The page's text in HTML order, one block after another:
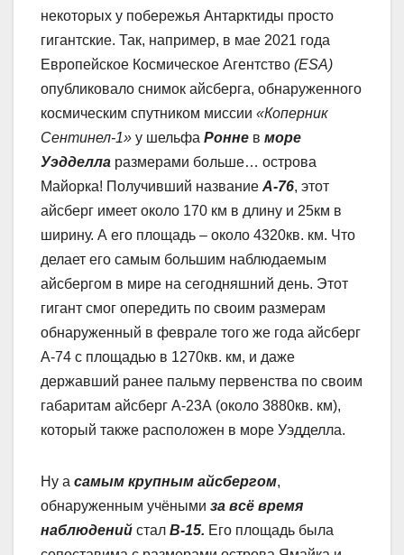
некоторых у побережья Антарктиды просто
гигантские. Так, например, в мае 2021 года
Европейское Космическое Агентство (ЕSA)
опубликовало снимок айсберга, обнаруженного
космическим спутником миссии «Коперник
Сентинел-1» у шельфа Ронне в море
Уэдделла размерами больше… острова
Майорка! Получивший название А-76, этот
айсберг имеет около 170 км в длину и 25км в
ширину. А его площадь – около 4320кв. км. Что
делает его самым большим наблюдаемым
айсбергом в мире на сегодняшний день. Этот
гигант смог опередить по своим размерам
обнаруженный в феврале того же года айсберг
А-74 с площадью в 1270кв. км, и даже
державший ранее пальму первенства по своим
габаритам айсберг А-23А (около 3880кв. км),
который также расположен в море Уэдделла.
Ну а самым крупным айсбергом,
обнаруженным учёными за всё время
наблюдений стал B-15. Его площадь была